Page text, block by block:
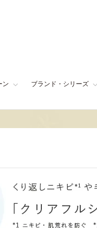
ン ブランド・シリーズ